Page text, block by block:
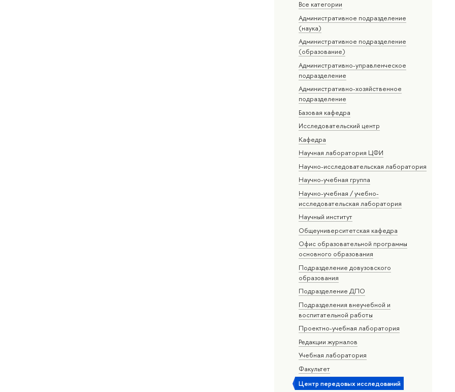
Все категории
Административное подразделение
(наука)
Административное подразделение
(образование)
Административно-управленческое
подразделение
Административно-хозяйственное
подразделение
Базовая кафедра
Исследовательский центр
Кафедра
Научная лаборатория ЦФИ
Научно-исследовательская лаборатория
Научно-учебная группа
Научно-учебная / учебно-
исследовательская лаборатория
Научный институт
Общеуниверситетская кафедра
Офис образовательной программы
основного образования
Подразделение довузовского
образования
Подразделение ДПО
Подразделения внеучебной и
воспитательной работы
Проектно-учебная лаборатория
Редакции журналов
Учебная лаборатория
Факультет
Центр передовых исследований